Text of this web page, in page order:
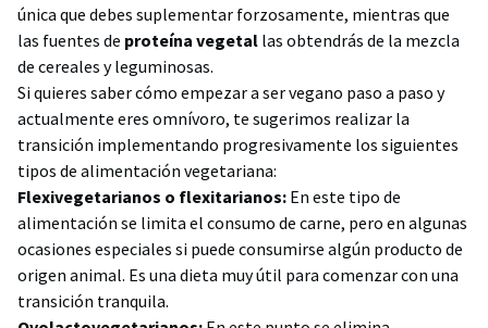
única que debes suplementar forzosamente, mientras que
las fuentes de proteína vegetal las obtendrás de la mezcla
de cereales y leguminosas.
Si quieres saber cómo empezar a ser vegano paso a paso y
actualmente eres omnívoro, te sugerimos realizar la
transición implementando progresivamente los siguientes
tipos de alimentación vegetariana:
Flexivegetarianos o flexitarianos: En este tipo de
alimentación se limita el consumo de carne, pero en algunas
ocasiones especiales si puede consumirse algún producto de
origen animal. Es una dieta muy útil para comenzar con una
transición tranquila.